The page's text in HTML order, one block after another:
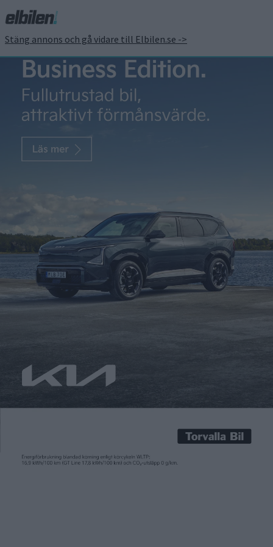
Stäng annons och gå vidare till Elbilen.se ->
Ellastbil till racerbanan –
Mercedes kör med
eActros till Formel 1-
cirkusen
I helgen är det dags för Formel 1 i Monaco. Nya regler har gjort
att Formel 1 har elektrifierats allt mer. Säsongen 2026 körs
kW, jämfört med 400 kW från förbränningsmotorn. En närapå
50/50-fördelning mellan förbränningsmotor och eldrift. När
I helgen är det dags för Formel 1 i Monaco. Nya regler har gjort